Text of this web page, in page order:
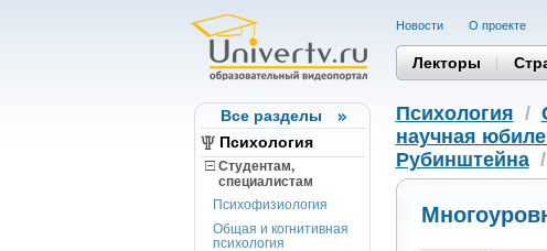
Все разделы
Психология
Студентам,
cпециалистам
Психофизиология
Общая и когнитивная
психология
Новости О проекте
Лекторы
Психология /
научная
Рубинштейна/